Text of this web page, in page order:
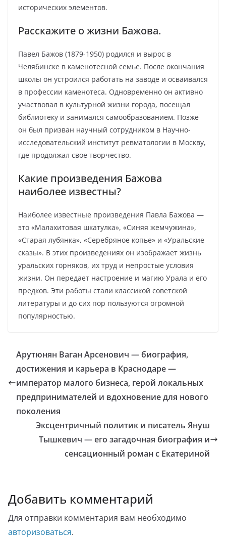
исторических элементов.
Расскажите о жизни Бажова.
Павел Бажов (1879-1950) родился и вырос в
Челябинске в каменотесной семье. После окончания
школы он устроился работать на заводе и осваивался
в профессии каменотеса. Одновременно он активно
участвовал в культурной жизни города, посещал
библиотеку и занимался самообразованием. Позже
он был призван научный сотрудником в Научно-
исследовательский институт ревматологии в Москву,
где продолжал свое творчество.
Какие произведения Бажова
наиболее известны?
Наиболее известные произведения Павла Бажова —
это «Малахитовая шкатулка», «Синяя жемчужина»,
«Старая лубянка», «Серебряное копье» и «Уральские
сказы». В этих произведениях он изображает жизнь
уральских горняков, их труд и непростые условия
жизни. Он передает настроение и магию Урала и его
предков. Эти работы стали классикой советской
литературы и до сих пор пользуются огромной
популярностью.
Арутюнян Ваган Арсенович — биография,
достижения и карьера в Краснодаре —
император малого бизнеса, герой локальных
предпринимателей и вдохновение для нового
поколения
Эксцентричный политик и писатель Януш
Тышкевич — его загадочная биография и
сенсационный роман с Екатериной
Добавить комментарий
Для отправки комментария вам необходимо
авторизоваться.